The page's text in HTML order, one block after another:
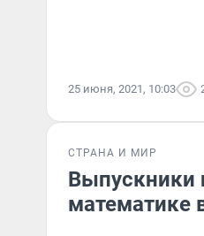
25 июня, 2021, 10:03
СТРАНА И МИР
Выпускники
математике